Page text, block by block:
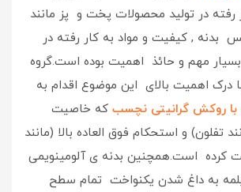
در تولید محصولات پخت و پز مانند
, کیفیت و مواد به کار رفته در
مهم و حائذ اهمیت بوده است.گروه
درک اهمیت بالای این موضوع اقدام به
با روکش گرانیتی نچسب که خاصیت
تفلون) و استحکام فوق العاده بالا (مانند
کرده است.همچنین بدنه ی آلومینویمی
به داغ شدن یکنواخت تمام سطح